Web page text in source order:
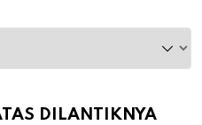
DILANTIKNYA